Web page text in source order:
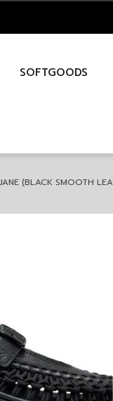
SOFTGOODS
(BLACK SMOOTH